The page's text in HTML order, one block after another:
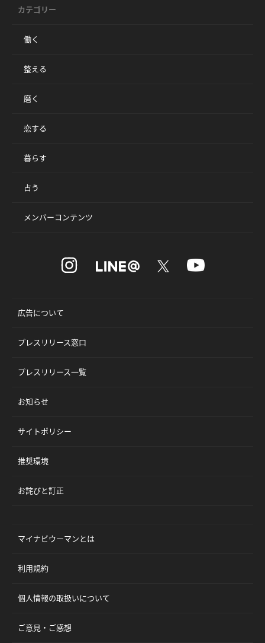
カテゴリー
働く
整える
磨く
恋する
暮らす
占う
メンバーコンテンツ
広告について
プレスリリース窓口
プレスリリース一覧
お知らせ
サイトポリシー
推奨環境
お詫びと訂正
マイナビウーマンとは
利用規約
個人情報の取扱いについて
ご意見・ご感想